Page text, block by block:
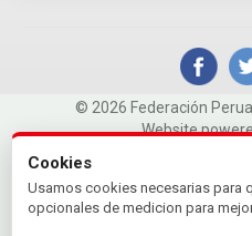
© 2026 Federación
Website
Cookies
Usamos cookies necesarias para
opcionales de medicion para